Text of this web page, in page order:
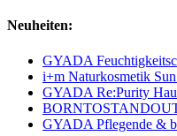
Neuheiten:
GYADA
i+m Naturkosmetik
GYADA Re:Purity
GYADA Pflegende &